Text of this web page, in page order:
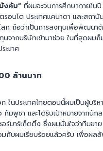
งคับ” ที่ผมจะจบการศึกษาภายใ
รอนโต ประเทศแคนาดา และสถ
ก ถือว่าเป็นการลงทุนเพื่อพัฒนา
นจากบริษัทเข้ามาช่วย ในที่สุดผ
ะเทศ
ล้านบาท
นประเทศไทยตอนนี้ผมเป็นผู้บริห
กัมพูชา และได้รับเป้าหมายจากนั
อร์มาร์เก็ตติ้ง ซึ่งผมมั่นใจว่าทีมข
กับผมเรียบร้อยแล้วครับ เพื่อผลลั